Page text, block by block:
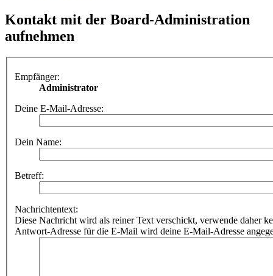
Kontakt mit der Board-Administration
aufnehmen
Empfänger:
Administrator
Deine E-Mail-Adresse:
Dein Name:
Betreff:
Nachrichtentext:
Diese Nachricht wird als reiner Text verschickt, verwende daher
Antwort-Adresse für die E-Mail wird deine E-Mail-Adresse